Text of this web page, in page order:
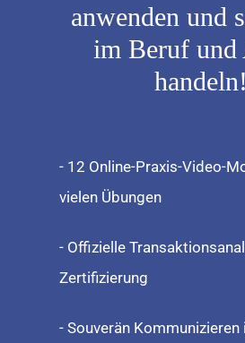
anwenden und
im Beruf und
handeln!
- 12 Online-Praxis-Video-
vielen Übungen
- Offizielle
Zertifizierung
- Souverän Kommunizieren